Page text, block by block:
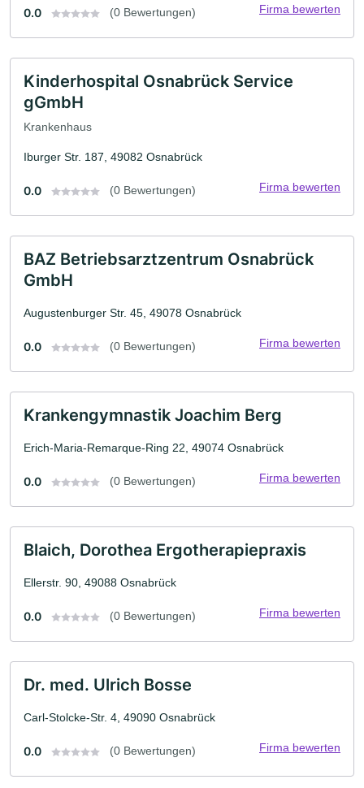
0.0 (0 Bewertungen) Firma bewerten
Kinderhospital Osnabrück Service
gGmbH
Krankenhaus
Iburger Str. 187, 49082 Osnabrück
0.0 (0 Bewertungen) Firma bewerten
BAZ Betriebsarztzentrum Osnabrück
GmbH
Augustenburger Str. 45, 49078 Osnabrück
0.0 (0 Bewertungen) Firma bewerten
Krankengymnastik Joachim Berg
Erich-Maria-Remarque-Ring 22, 49074 Osnabrück
0.0 (0 Bewertungen) Firma bewerten
Blaich, Dorothea Ergotherapiepraxis
Ellerstr. 90, 49088 Osnabrück
0.0 (0 Bewertungen) Firma bewerten
Dr. med. Ulrich Bosse
Carl-Stolcke-Str. 4, 49090 Osnabrück
0.0 (0 Bewertungen) Firma bewerten